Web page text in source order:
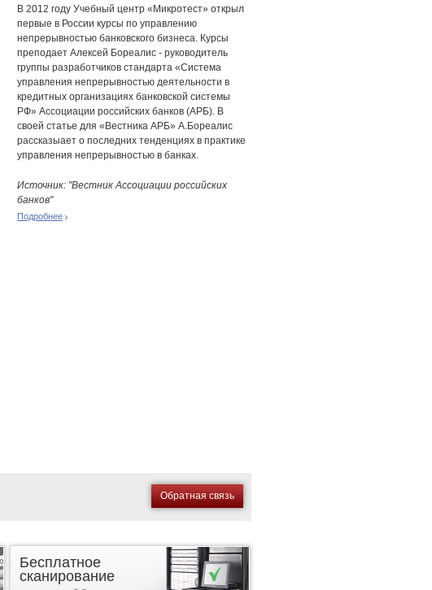
В 2012 году Учебный центр «Микротест» открыл
первые в России курсы по управлению
непрерывностью банковского бизнеса. Курсы
преподает Алексей Бореалис - руководитель
группы разработчиков стандарта «Система
управления непрерывностью деятельности в
кредитных организациях банковской системы
РФ» Ассоциации российских банков (АРБ). В
своей статье для «Вестника АРБ» А.Бореалис
рассказыает о последних тенденциях в практике
управления непрерывностью в банках.
Источник: "Вестник Ассоциации российских
банков"
Подробнее
Обратная связь
Бесплатное
сканирование